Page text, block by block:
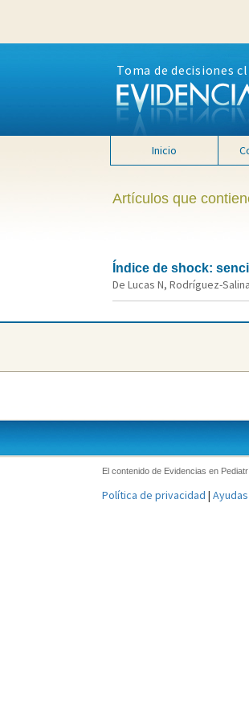
Toma de decisiones
Inicio
Artículos que
Índice de shock:
De Lucas N, Rodríguez-
El contenido de Evidencias en
Política de privacidad |